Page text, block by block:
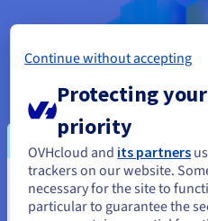
Je lijkt je in
Continue without accepting
Protecting
priority
OVHcloud and its partners
trackers on our website.
necessary for the site to
particular to guarantee the